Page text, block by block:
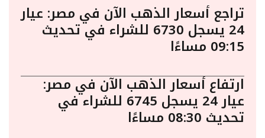
تراجع أسعار الذهب الآن في مصر: عيار
24 يسجل 6730 للشراء في تحديث
09:15 مساءًا
ارتفاع أسعار الذهب الآن في مصر:
عيار 24 يسجل 6745 للشراء في
تحديث 08:30 مساءًا